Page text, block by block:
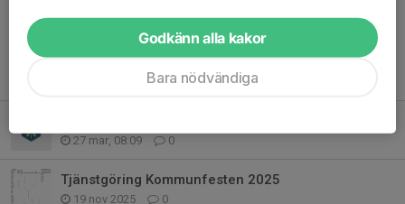
27 mar, 08:09 0
Tjänstgöring Kommunfesten 2025
19 nov 2025 0
Godkänn alla kakor
Bara nödvändiga